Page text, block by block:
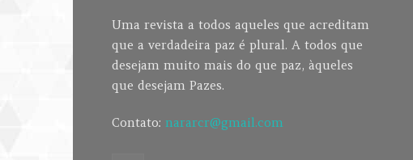
Uma revista a todos aqueles que acreditam
que a verdadeira paz é plural. A todos que
desejam muito mais do que paz, àqueles
que desejam Pazes.
Contato: nararcr@gmail.com